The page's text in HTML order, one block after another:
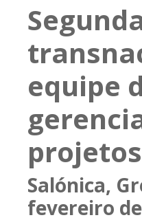
equipe
projetos
Salónica,
fevereiro